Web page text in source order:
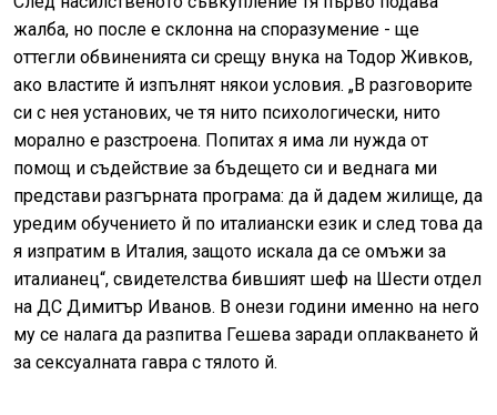
жалба, но после е склонна на споразумение - ще
оттегли обвиненията си срещу внука на Тодор Живков,
ако властите й изпълнят някои условия. „В разговорите
си с нея установих, че тя нито психологически, нито
морално е разстроена. Попитах я има ли нужда от
помощ и съдействие за бъдещето си и веднага ми
представи разгърната програма: да й дадем жилище, да
уредим обучението й по италиански език и след това да
я изпратим в Италия, защото искала да се омъжи за
италианец“, свидетелства бившият шеф на Шести отдел
на ДС Димитър Иванов. В онези години именно на него
му се налага да разпитва Гешева заради оплакването й
за сексуалната гавра с тялото й.